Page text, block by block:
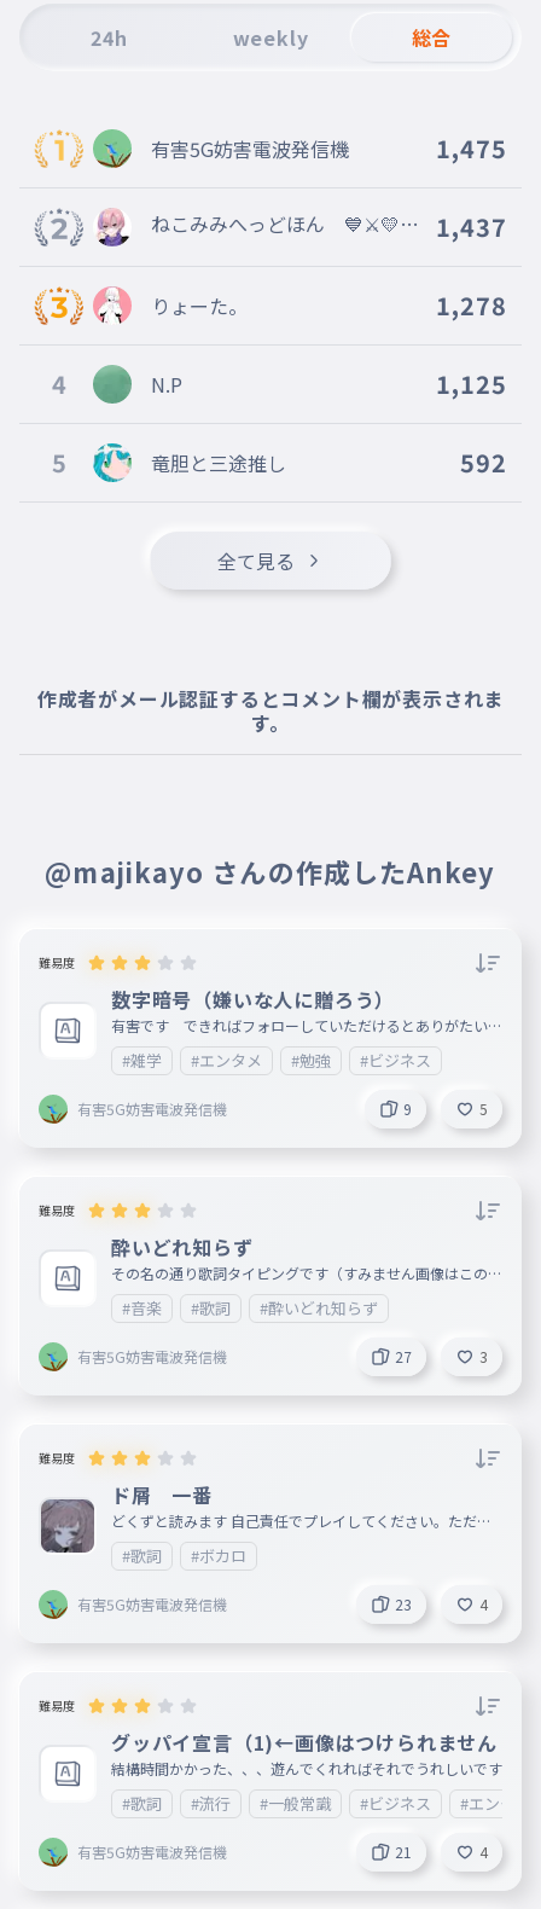
ド屑
014 まぁそういうもんか
まぁそういうもんか
そういうもんだ
きっとそうだちがいない
まぁそういうもんかそういうもんだ
きっとそうだ絶対に
019 まぁそういうもんかそういうもんだ
きっとそうだちがいない
022
ちがいないよ
023 絶対
24h weekly 総合
有害5G妨害電波発信機 1,475
ねこみみへっどほん 💙⚔💛🖌
1,437
りょーた。 1,278
4 N.P 1,125
5 竜胆と三途推し 592
全て見る
作成者がメール認証するとコメント欄が表示されま
す。
@majikayo さんの作成したAnkey
難易度
数字暗号（嫌いな人に贈ろう）
有害です できればフォローしていただけるとありがたいで
す
#雑学 #エンタメ #勉強 #ビジネス
有害5G妨害電波発信機 9 5
難易度
酔いどれ知らず
その名の通り歌詞タイピングです（すみません画像はこのパ
ソコンがバグっているためできませんでした）
#音楽 #歌詞 #酔いどれ知らず
有害5G妨害電波発信機 27 3
難易度
ド屑 一番
どくずと読みます 自己責任でプレイしてください。ただ、
ぐろいやつとかじゃないんで。ちょっと学校で流したらいか
んやつですhttps://utaten.com/lyric/mi22030801/聞こう！
#歌詞 #ボカロ
有害5G妨害電波発信機 23 4
難易度
グッパイ宣言（1)←画像はつけられません
結構時間かかった、、、遊んでくれればそれでうれしいです
#歌詞 #流行 #一般常識 #ビジネス #エンタメ
有害5G妨害電波発信機 21 4